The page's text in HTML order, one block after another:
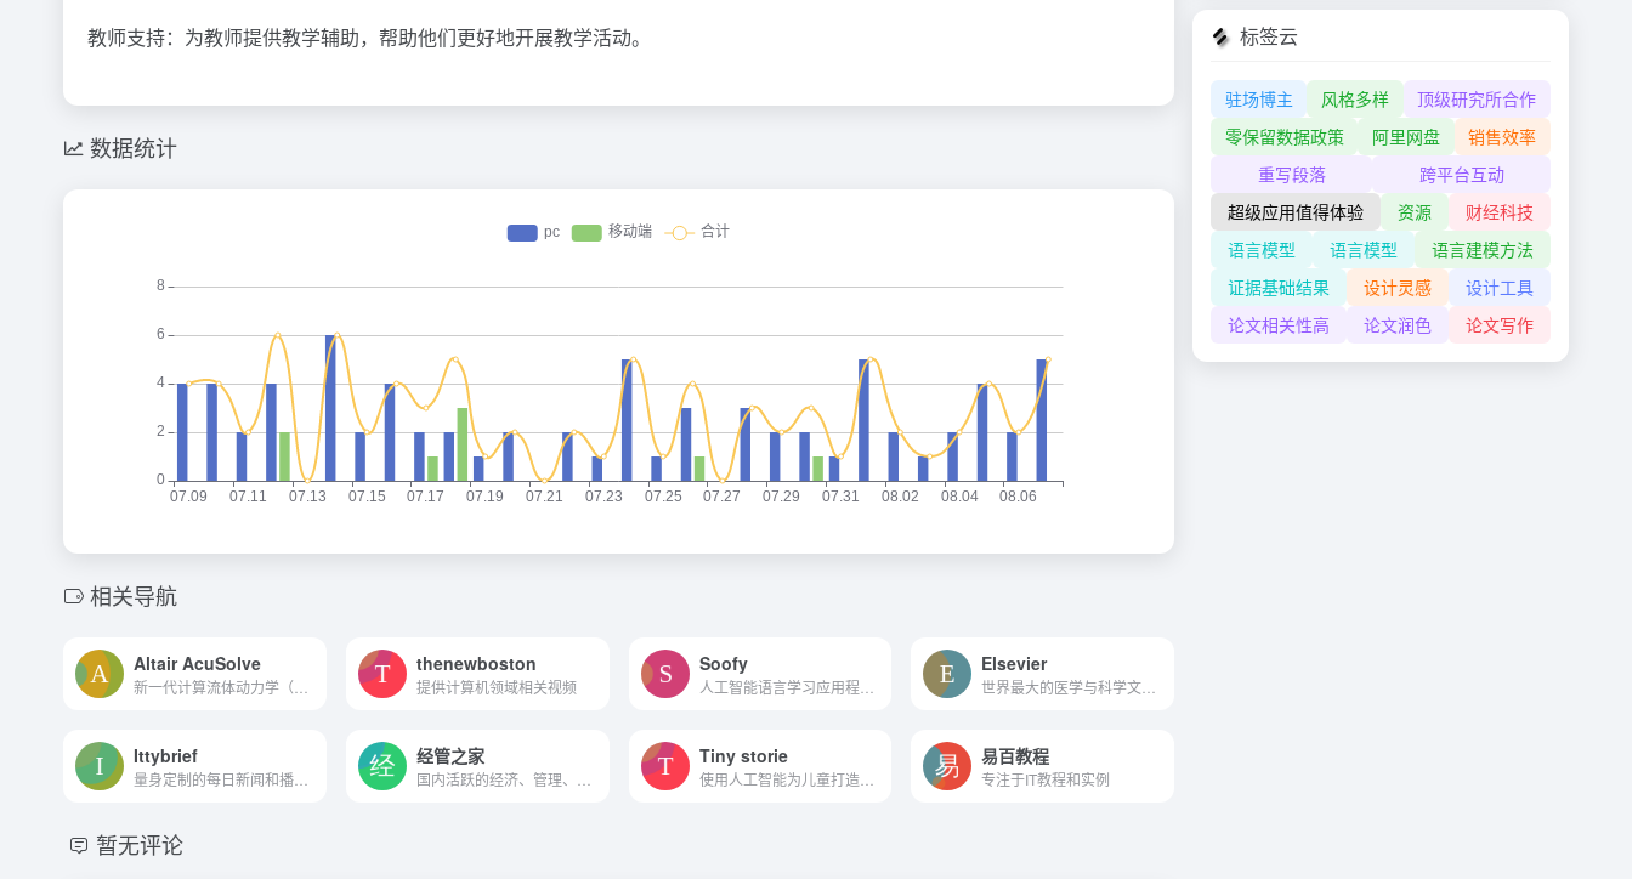
教师支持：为教师提供教学辅助，帮助他们更好地开展教学活动。
数据统计
相关导航
Altair AcuSolve thenewboston
提供计算机领域相关视频
Soofy
人工智能语言学习应用程序，...
Elsevier
Ittybrief 经管之家 Tiny storie
使用人工智能为儿童打造个性...
易百教程
专注于IT教程和实例
暂无评论
标签云
驻场博主 风格多样
顶级研究所合作
零保留数据政策
阿里网盘
销售效率
重写段落
跨平台互动
超级应用值得体验
资源
财经科技
语言模型
语言模型
语言建模方法
证据基础结果
设计灵感
设计工具
论文相关性高
论文润色 论文写作